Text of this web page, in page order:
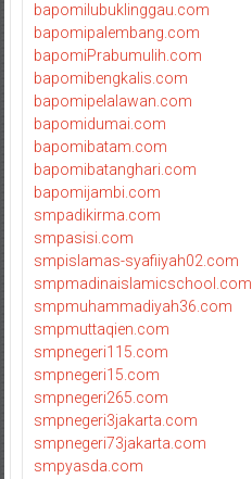
bapomilubuklinggau.com
bapomipalembang.com
bapomiPrabumulih.com
bapomibengkalis.com
bapomipelalawan.com
bapomidumai.com
bapomibatam.com
bapomibatanghari.com
bapomijambi.com
smpadikirma.com
smpasisi.com
smpislamas-syafiiyah02.com
smpmadinaislamicschool.com
smpmuhammadiyah36.com
smpmuttaqien.com
smpnegeri115.com
smpnegeri15.com
smpnegeri265.com
smpnegeri3jakarta.com
smpnegeri73jakarta.com
smpyasda.com